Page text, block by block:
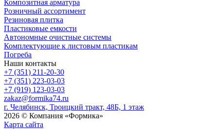
Композитная арматура
Розничный ассортимент
Резиновая плитка
Пластиковые емкости
Автономные очистные системы
Комплектующие к листовым пластикам
Погреба
Наши контакты
+7 (351) 211-20-30
+7 (351) 223-03-03
+7 (919) 123-03-03
zakaz@formika74.ru
г. Челябинск, Троицкий тракт, 48Б, 1 этаж
2026 © Компания «Формика»
Карта сайта